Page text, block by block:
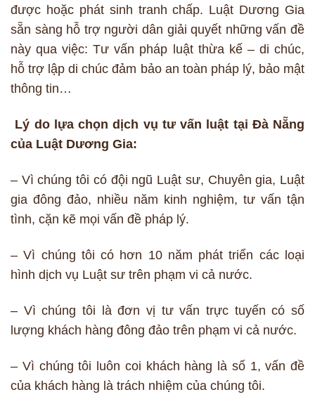
được hoặc phát sinh tranh chấp. Luật Dương Gia
sẵn sàng hỗ trợ người dân giải quyết những vấn đề
này qua việc: Tư vấn pháp luật thừa kế – di chúc,
hỗ trợ lập di chúc đảm bảo an toàn pháp lý, bảo mật
thông tin…
Lý do lựa chọn dịch vụ tư vấn luật tại Đà Nẵng
của Luật Dương Gia:
– Vì chúng tôi có đội ngũ Luật sư, Chuyên gia, Luật
gia đông đảo, nhiều năm kinh nghiệm, tư vấn tận
tình, cặn kẽ mọi vấn đề pháp lý.
– Vì chúng tôi có hơn 10 năm phát triển các loại
hình dịch vụ Luật sư trên phạm vi cả nước.
– Vì chúng tôi là đơn vị tư vấn trực tuyến có số
lượng khách hàng đông đảo trên phạm vi cả nước.
– Vì chúng tôi luôn coi khách hàng là số 1, vấn đề
của khách hàng là trách nhiệm của chúng tôi.